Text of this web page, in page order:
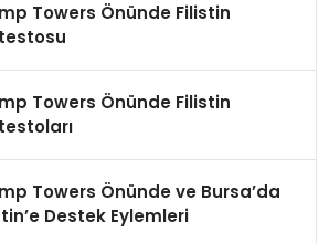
Towers Önünde Filistin
Towers Önünde Filistin
Towers Önünde ve Bursa’da
Destek Eylemleri